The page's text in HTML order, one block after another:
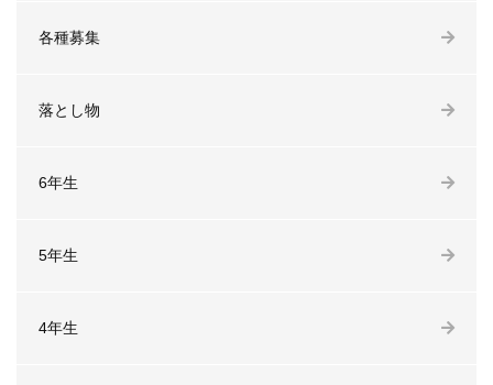
各種募集
落とし物
6年生
5年生
4年生